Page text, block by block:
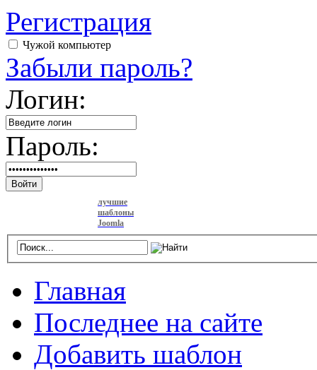
Регистрация
Чужой компьютер
Забыли пароль?
Логин:
Пароль:
Войти
лучшие
шаблоны
Joomla
Главная
Последнее на сайте
Добавить шаблон